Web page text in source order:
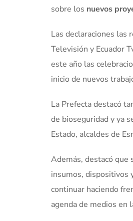
sobre los nuevos
Las declaraciones las
Televisión y Ecuador
este año las
inicio de nuevos
La Prefecta destacó
de bioseguridad y ya
Estado, alcaldes de
Además, destacó
insumos, dispositivos
continuar haciendo
agenda de medios en